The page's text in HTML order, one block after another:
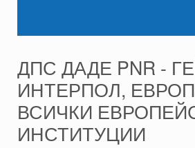
ДПС ДАДЕ PNR -
ИНТЕРПОЛ,
ВСИЧКИ
ИНСТИТУЦИИ